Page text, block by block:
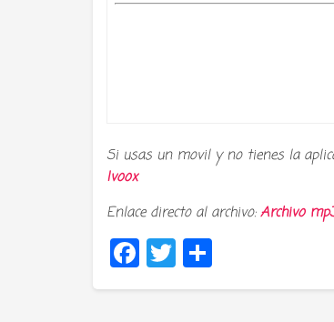
Si usas un movil y no tienes la
Ivoox
Enlace directo al archivo:Archivo
Facebook
Twitter